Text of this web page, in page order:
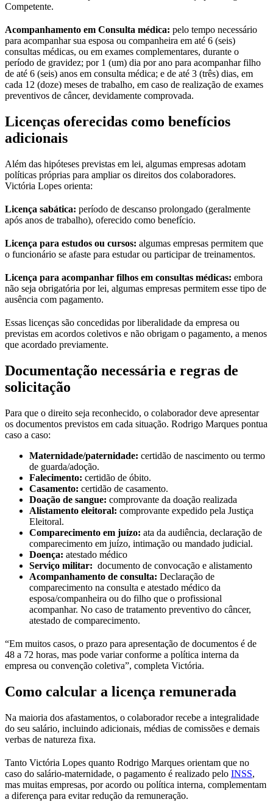
Competente.
Acompanhamento em Consulta médica: pelo tempo necessário
para acompanhar sua esposa ou companheira em até 6 (seis)
consultas médicas, ou em exames complementares, durante o
período de gravidez; por 1 (um) dia por ano para acompanhar filho
de até 6 (seis) anos em consulta médica; e de até 3 (três) dias, em
cada 12 (doze) meses de trabalho, em caso de realização de exames
preventivos de câncer, devidamente comprovada.
Licenças oferecidas como benefícios
adicionais
Além das hipóteses previstas em lei, algumas empresas adotam
políticas próprias para ampliar os direitos dos colaboradores.
Victória Lopes orienta:
Licença sabática: período de descanso prolongado (geralmente
após anos de trabalho), oferecido como benefício.
Licença para estudos ou cursos: algumas empresas permitem que
o funcionário se afaste para estudar ou participar de treinamentos.
Licença para acompanhar filhos em consultas médicas: embora
não seja obrigatória por lei, algumas empresas permitem esse tipo de
ausência com pagamento.
Essas licenças são concedidas por liberalidade da empresa ou
previstas em acordos coletivos e não obrigam o pagamento, a menos
que acordado previamente.
Documentação necessária e regras de
solicitação
Para que o direito seja reconhecido, o colaborador deve apresentar
os documentos previstos em cada situação. Rodrigo Marques pontua
caso a caso:
Maternidade/paternidade: certidão de nascimento ou termo
de guarda/adoção.
Falecimento: certidão de óbito.
Casamento: certidão de casamento.
Doação de sangue: comprovante da doação realizada
Alistamento eleitoral: comprovante expedido pela Justiça
Eleitoral.
Comparecimento em juízo: ata da audiência, declaração de
comparecimento em juízo, intimação ou mandado judicial.
Doença: atestado médico
Serviço militar: documento de convocação e alistamento
Acompanhamento de consulta: Declaração de
comparecimento na consulta e atestado médico da
esposa/companheira ou do filho que o profissional
acompanhar. No caso de tratamento preventivo do câncer,
atestado de comparecimento.
“Em muitos casos, o prazo para apresentação de documentos é de
48 a 72 horas, mas pode variar conforme a política interna da
empresa ou convenção coletiva”, completa Victória.
Como calcular a licença remunerada
Na maioria dos afastamentos, o colaborador recebe a integralidade
do seu salário, incluindo adicionais, médias de comissões e demais
verbas de natureza fixa.
Tanto Victória Lopes quanto Rodrigo Marques orientam que no
caso do salário-maternidade, o pagamento é realizado pelo INSS,
mas muitas empresas, por acordo ou política interna, complementam
a diferença para evitar redução da remuneração.